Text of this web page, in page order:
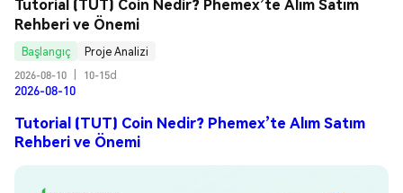
Tutorial (TUT) Coin Nedir? Phemex’te Alım Satım
Rehberi ve Önemi
Başlangıç
Proje Analizi
2026-08-10
10-15d
2026-08-10
Tutorial (TUT) Coin Nedir? Phemex’te Alım Satım
Rehberi ve Önemi